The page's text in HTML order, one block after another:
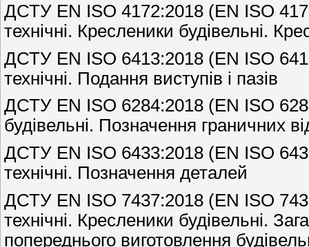
ДСТУ EN ISO 4172:2018 (EN ISO
технічні. Кресленики будівельні.
ДСТУ EN ISO 6413:2018 (EN ISO
технічні. Подання виступів і пазів
ДСТУ EN ISO 6284:2018 (EN ISO
будівельні. Позначення граничних
ДСТУ EN ISO 6433:2018 (EN ISO
технічні. Позначення деталей
ДСТУ EN ISO 7437:2018 (EN ISO
технічні. Кресленики будівельні.
попереднього виготовлення